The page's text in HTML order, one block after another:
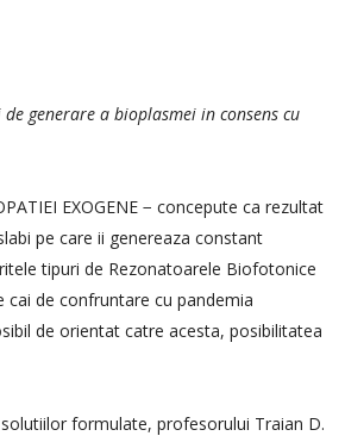
generare a bioplasmei in consens cu
EXOGENE − concepute ca rezultat
pe care ii genereaza constant
tipuri de Rezonatoarele Biofotonice
de confruntare cu pandemia
de orientat catre acesta, posibilitatea
formulate, profesorului Traian D.